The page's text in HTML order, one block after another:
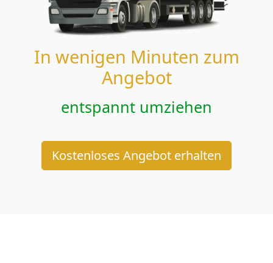
In wenigen Minuten zum
Angebot
entspannt umziehen
Kostenloses Angebot erhalten